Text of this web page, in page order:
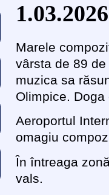
1.03.2026
Marele
vârsta de 89
muzica sa
Olimpice.
Aeroportul
omagiu
În întreaga
vals.